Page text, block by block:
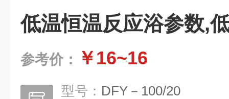
低温恒温反应浴参数,
参考价： ￥16~16
型号： DFY－100/20